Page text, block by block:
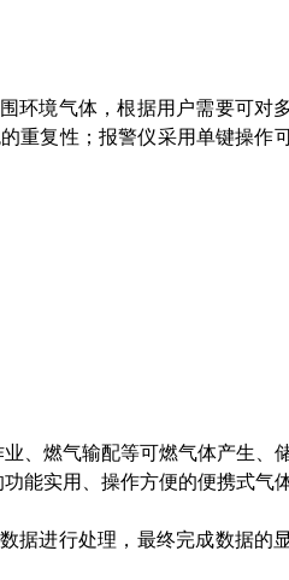
环境气体，根据用户需要可对
重复性；报警仪采用单键操作
、燃气输配等可燃气体产生、
能实用、操作方便的便携式气
据进行处理，最终完成数据的